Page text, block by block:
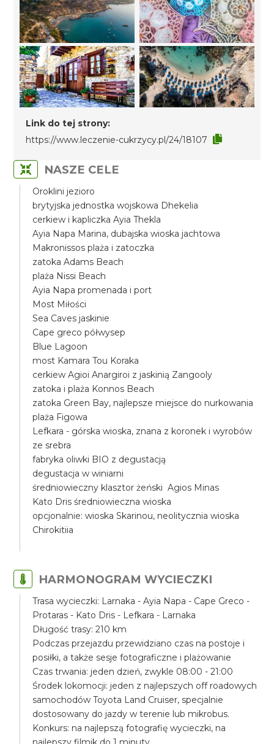
Link do tej strony:
https://www.leczenie-cukrzycy.pl/24/18107
NASZE CELE
Oroklini jezioro
brytyjska jednostka wojskowa Dhekelia
cerkiew i kapliczka Ayia Thekla
Ayia Napa Marina, dubajska wioska jachtowa
Makronissos plaża i zatoczka
zatoka Adams Beach
plaża Nissi Beach
Ayia Napa promenada i port
Most Miłości
Sea Caves jaskinie
Cape greco półwysep
Blue Lagoon
most Kamara Tou Koraka
cerkiew Agioi Anargiroi z jaskinią Zangooly
zatoka i plaża Konnos Beach
zatoka Green Bay, najlepsze miejsce do nurkowania
plaża Figowa
Lefkara - górska wioska, znana z koronek i wyrobów
ze srebra
fabryka oliwki BIO z degustacją
degustacja w winiarni
średniowieczny klasztor żeński Agios Minas
Kato Dris średniowieczna wioska
opcjonalnie: wioska Skarinou, neolitycznia wioska
Chirokitiia
HARMONOGRAM WYCIECZKI
Trasa wycieczki: Larnaka - Ayia Napa - Cape Greco -
Protaras - Kato Dris - Lefkara - Larnaka
Długość trasy: 210 km
Podczas przejazdu przewidziano czas na postoje i
posiłki, a także sesje fotograficzne i plażowanie
Czas trwania: jeden dzień, zwykle 08:00 - 21:00
Środek lokomocji: jeden z najlepszych off roadowych
samochodów Toyota Land Cruiser, specjalnie
dostosowany do jazdy w terenie lub mikrobus.
Konkurs: na najlepszą fotografię wycieczki, na